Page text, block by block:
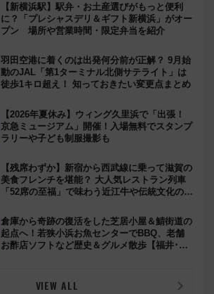
【新横浜駅】駅弁・お土産選びがもっと便利
に？「プレシャスデリ＆ギフト新横浜」がオー
プン 場所や営業時間・限定弁当を紹介
羽田空港に着くのは出発何分前が正解？ 9月始
動のJAL「第1ターミナル北側サテライト」は
徒歩1キロ超え！ 知っておきたい変更点まとめ
【2026年夏休み】ウィング久里浜で「出張！
京急ミュージアム」開催！入場無料でスタンプ
ラリーや子ども制服撮影も
【残席わずか】新宿から西武線に乗って滋賀の
美食フレンチを堪能？ 大人気レストラン列車
「52席の至福」で味わう近江牛や伝統文化の特
倉庫から奇跡の復活をした芝居小屋＆鯖街道の
起点へ！若狭小浜お魚センターでBBQ、老舗
お酢店ソフトなど歴史＆グルメ散歩【福井･小
VIEW ALL